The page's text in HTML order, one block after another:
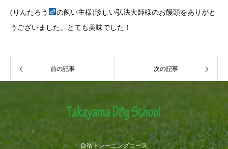
(りんたろう
の飼い主様)珍しい弘法大師様のお饅頭をありがと
うございました。とても美味でした！
前の記事 次の記事
合宿トレーニングコース